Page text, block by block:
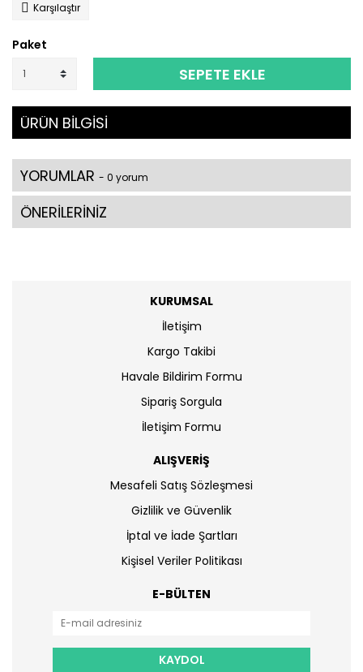
Karşılaştır
Paket
SEPETE EKLE
ÜRÜN BİLGİSİ
YORUMLAR - 0 yorum
ÖNERİLERİNİZ
KURUMSAL
İletişim
Kargo Takibi
Havale Bildirim Formu
Sipariş Sorgula
İletişim Formu
ALIŞVERİŞ
Mesafeli Satış Sözleşmesi
Gizlilik ve Güvenlik
İptal ve İade Şartları
Kişisel Veriler Politikası
E-BÜLTEN
KAYDOL